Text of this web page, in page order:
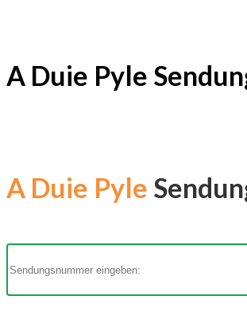
A Duie Pyle
A Duie Pyle